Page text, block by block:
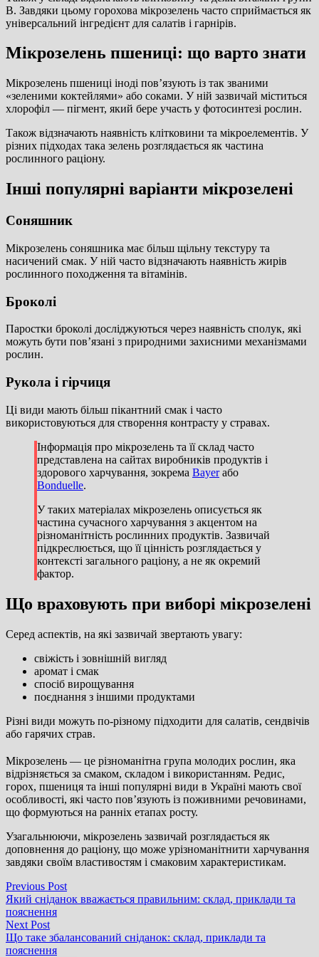
B. Завдяки цьому горохова мікрозелень часто сприймається як
універсальний інгредієнт для салатів і гарнірів.
Мікрозелень пшениці: що варто знати
Мікрозелень пшениці іноді пов’язують із так званими
«зеленими коктейлями» або соками. У ній зазвичай міститься
хлорофіл — пігмент, який бере участь у фотосинтезі рослин.
Також відзначають наявність клітковини та мікроелементів. У
різних підходах така зелень розглядається як частина
рослинного раціону.
Інші популярні варіанти мікрозелені
Соняшник
Мікрозелень соняшника має більш щільну текстуру та
насичений смак. У ній часто відзначають наявність жирів
рослинного походження та вітамінів.
Броколі
Паростки броколі досліджуються через наявність сполук, які
можуть бути пов’язані з природними захисними механізмами
рослин.
Рукола і гірчиця
Ці види мають більш пікантний смак і часто
використовуються для створення контрасту у стравах.
Інформація про мікрозелень та її склад часто
представлена на сайтах виробників продуктів і
здорового харчування, зокрема Bayerабо
Bonduelle.
У таких матеріалах мікрозелень описується як
частина сучасного харчування з акцентом на
різноманітність рослинних продуктів. Зазвичай
підкреслюється, що її цінність розглядається у
контексті загального раціону, а не як окремий
фактор.
Що враховують при виборі мікрозелені
Серед аспектів, на які зазвичай звертають увагу:
свіжість і зовнішній вигляд
аромат і смак
спосіб вирощування
поєднання з іншими продуктами
Різні види можуть по-різному підходити для салатів, сендвічів
або гарячих страв.
Мікрозелень — це різноманітна група молодих рослин, яка
відрізняється за смаком, складом і використанням. Редис,
горох, пшениця та інші популярні види в Україні мають свої
особливості, які часто пов’язують із поживними речовинами,
що формуються на ранніх етапах росту.
Узагальнюючи, мікрозелень зазвичай розглядається як
доповнення до раціону, що може урізноманітнити харчування
завдяки своїм властивостям і смаковим характеристикам.
Навігація
записів
Previous PostPrevious
post:
Який сніданок вважається правильним: склад, приклади та
пояснення
Next PostNext
post:
Що таке збалансований сніданок: склад, приклади та
пояснення